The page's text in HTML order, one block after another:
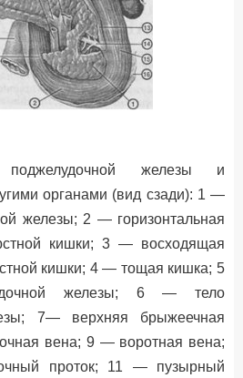
железы и
органами (вид сзади): 1 —
железы; 2 — горизонтальная
кишки; 3 — восходящая
кишки; 4 — тощая кишка; 5
железы; 6 — тело
7— верхняя брыжеечная
вена; 9 — воротная вена;
проток; 11 — пузырный